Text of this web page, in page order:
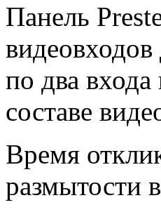
Панель
по два
составе
Время
размытости